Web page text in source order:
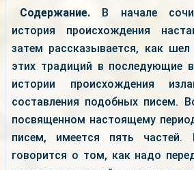
Содержание. В начале
история происхождения
затем рассказывается, как шел
этих традиций в последующие
истории происхождения
составления подобных писем.
посвященном настоящему
писем, имеется пять
говорится о том, как надо